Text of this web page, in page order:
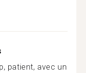
patient, avec un